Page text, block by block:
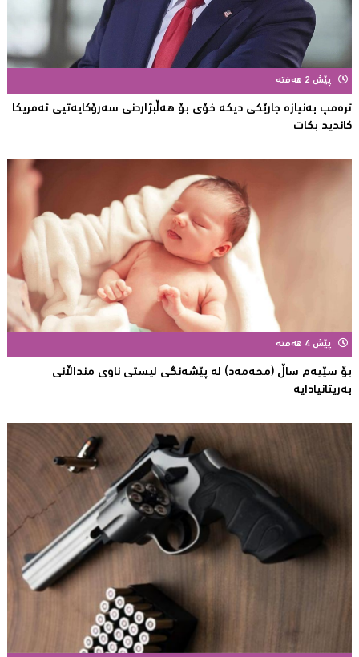
پێش 2 هەفتە
ترەمپ بەنیازە جارێكی دیكە خۆی بۆ هەڵبژاردنی سەرۆكایەتیی ئەمریكا
كاندید بكات
پێش 4 هەفتە
بۆ سێیەم ساڵ (محەمەد) لە پێشەنگی لیستی ناوی منداڵانى
بەریتانیادایە